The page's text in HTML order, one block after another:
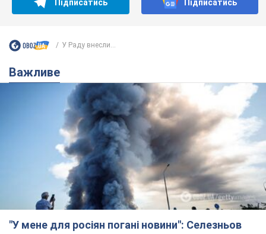
Підписатись Підписатись
У Раду внесли...
Важливе
"У мене для росіян погані новини": Селезньов